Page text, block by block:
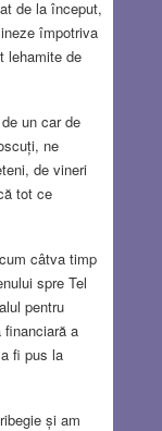
de la început,
împotriva
lehamite de
un car de
ne
de vineri
tot ce
câtva timp
spre Tel
pentru
a
fi pus la
și am